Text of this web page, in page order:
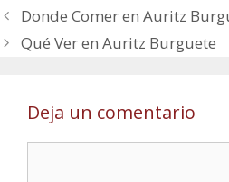
Donde Comer en Auritz
Qué Ver en Auritz Burguete
Deja un comentario